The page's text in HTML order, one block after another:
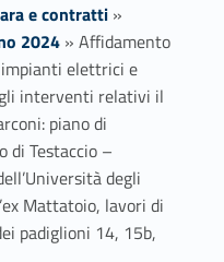
e contratti»
2024» Affidamento
impianti elettrici e
interventi relativi il
piano di
di Testaccio –
degli
Mattatoio, lavori di
padiglioni 14, 15b,